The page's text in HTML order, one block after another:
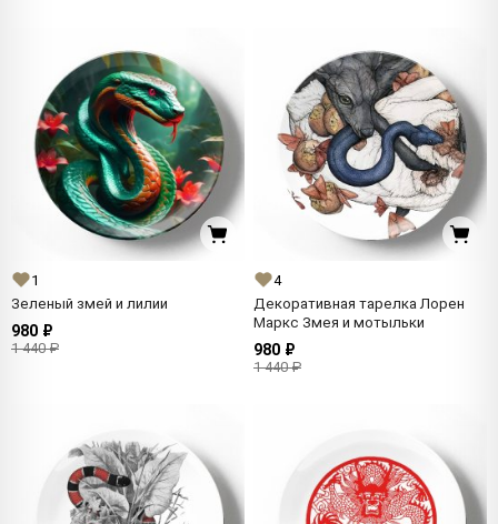
1
Зеленый змей и лилии
980 ₽
1 440 ₽
4
Декоративная тарелка Лорен
Маркс Змея и мотыльки
980 ₽
1 440 ₽